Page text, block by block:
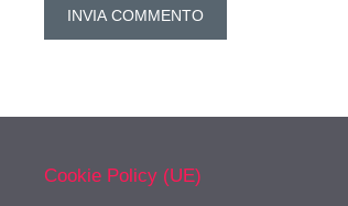
Cookie Policy (UE)